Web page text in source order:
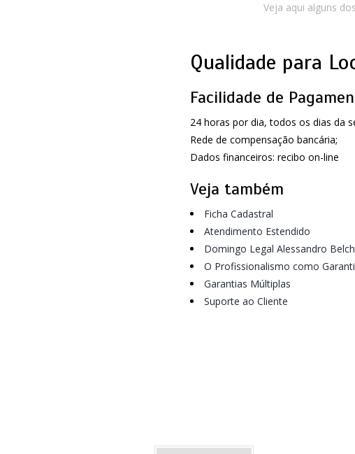
Veja aqui alguns
Qualidade para
Facilidade de
24 horas por dia, todos os dias da
Rede de compensação bancária;
Dados financeiros: recibo on-line
Veja também
Ficha Cadastral
Atendimento Estendido
Domingo Legal Alessandro
O Profissionalismo como
Garantias Múltiplas
Suporte ao Cliente